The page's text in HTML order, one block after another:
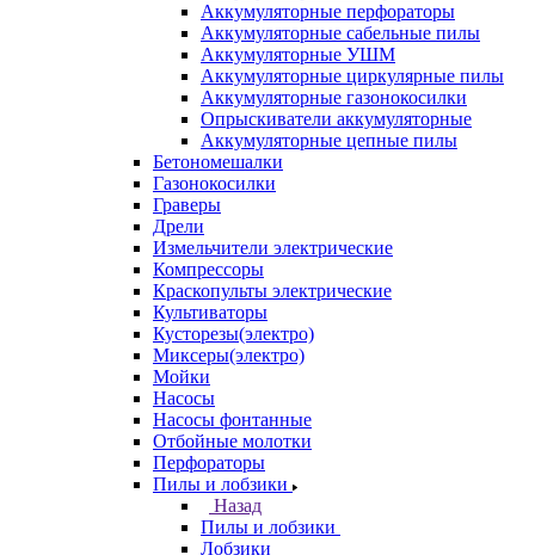
Аккумуляторные перфораторы
Аккумуляторные сабельные пилы
Аккумуляторные УШМ
Аккумуляторные циркулярные пилы
Аккумуляторные газонокосилки
Опрыскиватели аккумуляторные
Аккумуляторные цепные пилы
Бетономешалки
Газонокосилки
Граверы
Дрели
Измельчители электрические
Компрессоры
Краскопульты электрические
Культиваторы
Кусторезы(электро)
Миксеры(электро)
Мойки
Насосы
Насосы фонтанные
Отбойные молотки
Перфораторы
Пилы и лобзики
Назад
Пилы и лобзики
Лобзики